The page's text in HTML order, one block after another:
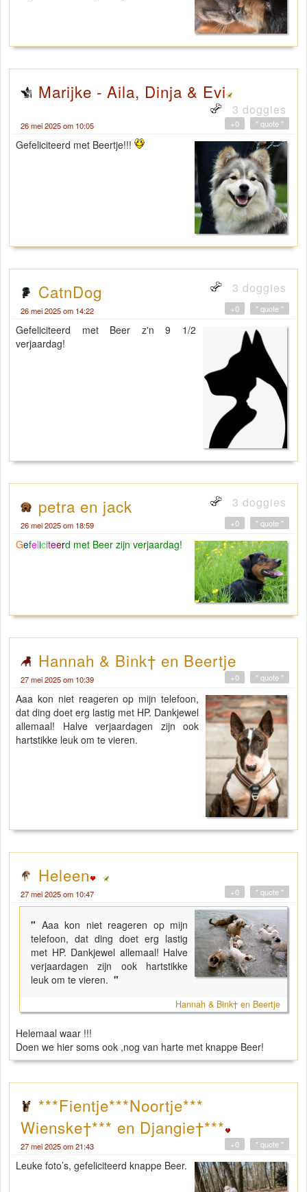
Marijke - Aila, Dinja & Evi
3 doggies
26 mei 2025 om 10:05 " quote "
+0
Gefeliciteerd met Beertje!!!
CatnDog 3 doggies
26 mei 2025 om 14:22 " quote "
+0
Gefeliciteerd met Beer z'n 9 1/2
verjaardag!
petra en jack 3 doggies
26 mei 2025 om 18:59 " quote "
+0
Gefeliciteerd met Beer zijn verjaardag!
Hannah & Bink† en Beertje
27 mei 2025 om 10:39 " quote "
+0
Aaa kon niet reageren op mijn telefoon,
dat ding doet erg lastig met HP. Dankjewel
allemaal! Halve verjaardagen zijn ook
hartstikke leuk om te vieren.
Heleen
27 mei 2025 om 10:47 " quote "
+0
" Aaa kon niet reageren op mijn
telefoon, dat ding doet erg lastig
met HP. Dankjewel allemaal! Halve
verjaardagen zijn ook hartstikke
leuk om te vieren. "
Hannah & Bink† en Beertje
Helemaal waar !!!
Doen we hier soms ook ,nog van harte met knappe Beer!
***Fientje***Noortje***
Wienske†*** en Djangie†***
27 mei 2025 om 21:43 " quote "
+0
Leuke foto’s, gefeliciteerd knappe Beer.